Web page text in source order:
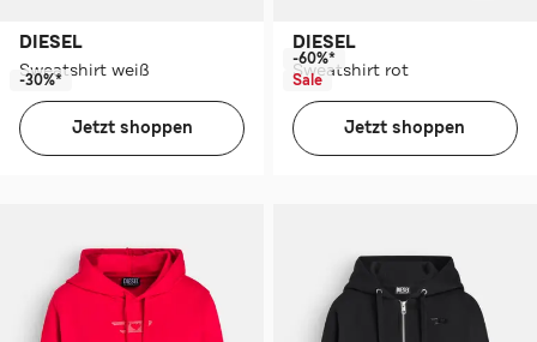
DIESEL
Sweatshirt weiß
-30%*
Jetzt shoppen
DIESEL
Sweatshirt rot
-60%*
Sale
Jetzt shoppen